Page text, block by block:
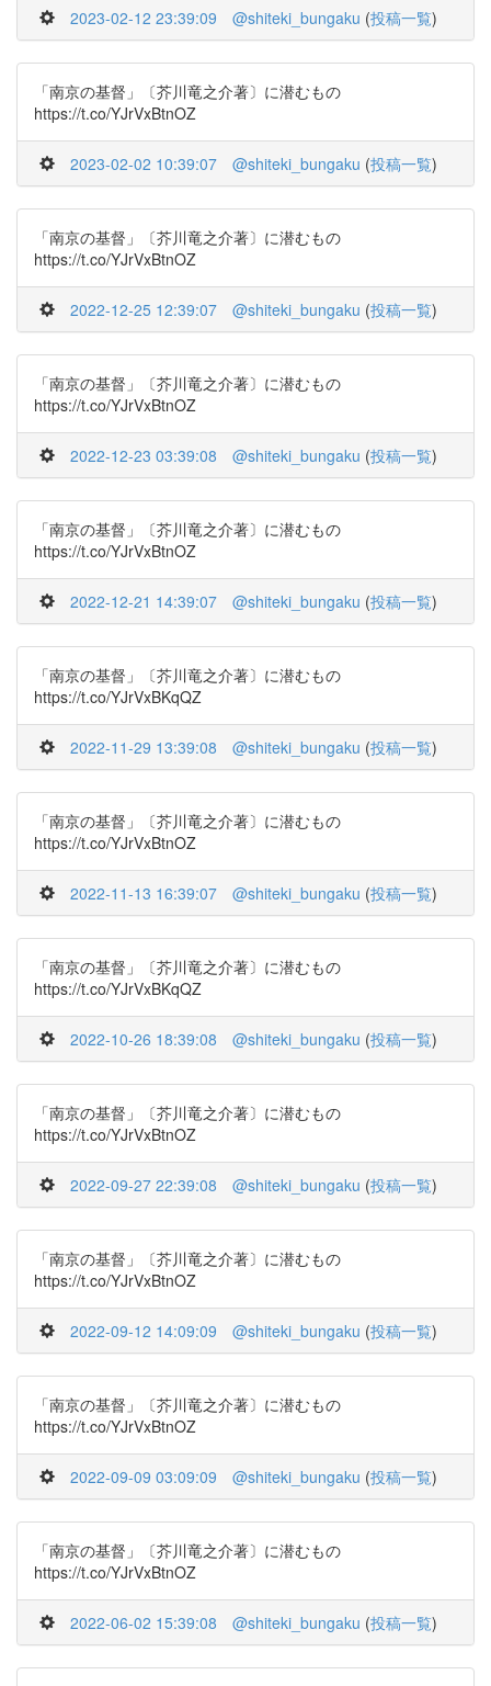
2023-02-12 23:39:09 @shiteki_bungaku (投稿一覧)
「南京の基督」〔芥川竜之介著〕に潜むもの
https://t.co/YJrVxBtnOZ
2023-02-02 10:39:07 @shiteki_bungaku (投稿一覧)
「南京の基督」〔芥川竜之介著〕に潜むもの
https://t.co/YJrVxBtnOZ
2022-12-25 12:39:07 @shiteki_bungaku (投稿一覧)
「南京の基督」〔芥川竜之介著〕に潜むもの
https://t.co/YJrVxBtnOZ
2022-12-23 03:39:08 @shiteki_bungaku (投稿一覧)
「南京の基督」〔芥川竜之介著〕に潜むもの
https://t.co/YJrVxBtnOZ
2022-12-21 14:39:07 @shiteki_bungaku (投稿一覧)
「南京の基督」〔芥川竜之介著〕に潜むもの
https://t.co/YJrVxBKqQZ
2022-11-29 13:39:08 @shiteki_bungaku (投稿一覧)
「南京の基督」〔芥川竜之介著〕に潜むもの
https://t.co/YJrVxBtnOZ
2022-11-13 16:39:07 @shiteki_bungaku (投稿一覧)
「南京の基督」〔芥川竜之介著〕に潜むもの
https://t.co/YJrVxBKqQZ
2022-10-26 18:39:08 @shiteki_bungaku (投稿一覧)
「南京の基督」〔芥川竜之介著〕に潜むもの
https://t.co/YJrVxBtnOZ
2022-09-27 22:39:08 @shiteki_bungaku (投稿一覧)
「南京の基督」〔芥川竜之介著〕に潜むもの
https://t.co/YJrVxBtnOZ
2022-09-12 14:09:09 @shiteki_bungaku (投稿一覧)
「南京の基督」〔芥川竜之介著〕に潜むもの
https://t.co/YJrVxBtnOZ
2022-09-09 03:09:09 @shiteki_bungaku (投稿一覧)
「南京の基督」〔芥川竜之介著〕に潜むもの
https://t.co/YJrVxBtnOZ
2022-06-02 15:39:08 @shiteki_bungaku (投稿一覧)